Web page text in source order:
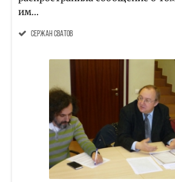
им...
Сержан Сватов